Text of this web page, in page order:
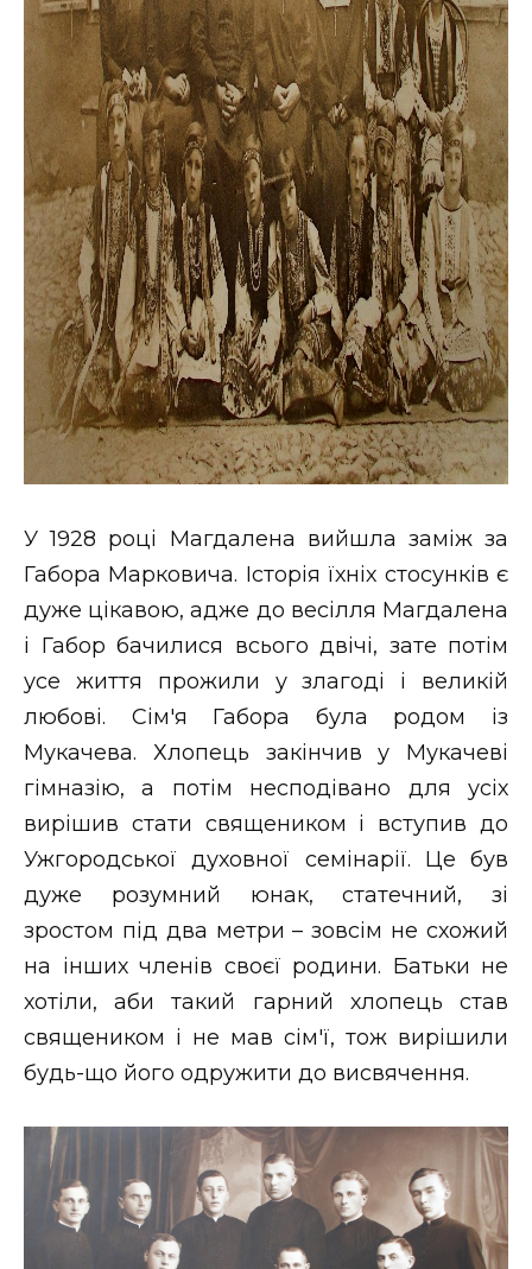
У 1928 році Магдалена вийшла заміж за
Габора Марковича. Історія їхніх стосунків є
дуже цікавою, адже до весілля Магдалена
і Габор бачилися всього двічі, зате потім
усе життя прожили у злагоді і великій
любові. Сім'я Габора була родом із
Мукачева. Хлопець закінчив у Мукачеві
гімназію, а потім несподівано для усіх
вирішив стати священиком і вступив до
Ужгородської духовної семінарії. Це був
дуже розумний юнак, статечний, зі
зростом під два метри – зовсім не схожий
на інших членів своєї родини. Батьки не
хотіли, аби такий гарний хлопець став
священиком і не мав сім'ї, тож вирішили
будь-що його одружити до висвячення.